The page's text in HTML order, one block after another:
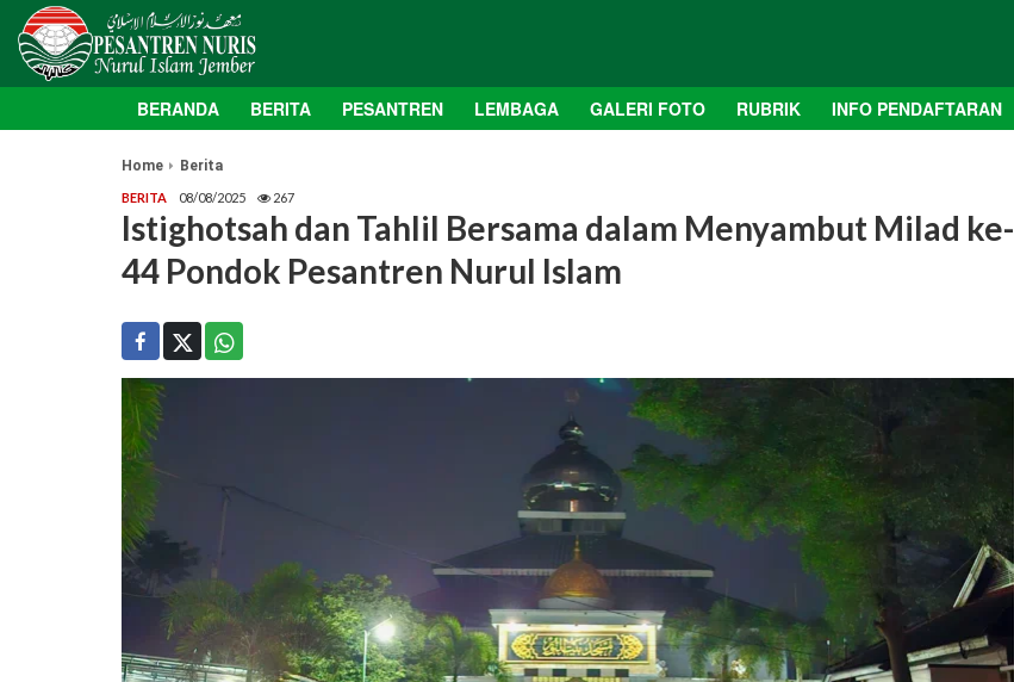
BERANDA BERITA PESANTREN LEMBAGA GALERI FOTO RUBRIK INFO PENDAFTARAN
Home Berita
BERITA 08/08/2025 267
Istighotsah dan Tahlil Bersama dalam Menyambut Milad ke-
44 Pondok Pesantren Nurul Islam